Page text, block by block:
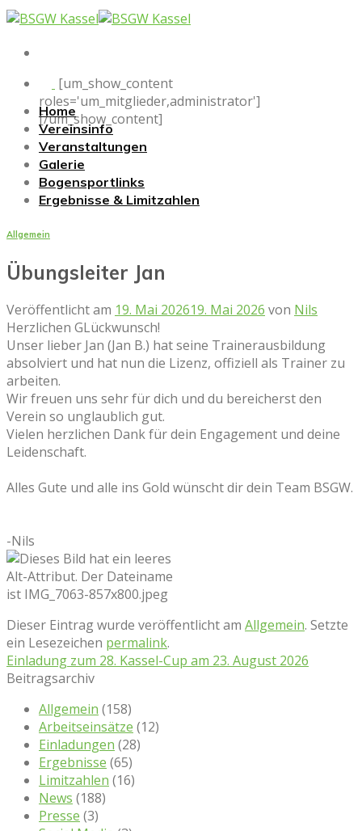
Skip
content
[um_show_content
roles='um_mitglieder,administrator']
[/um_show_content]
Home
Vereinsinfo
Veranstaltungen
Galerie
Bogensportlinks
Ergebnisse & Limitzahlen
Allgemein
Übungsleiter Jan
Veröffentlicht am 19. Mai 202619. Mai 2026 von Nils
Herzlichen GLückwunsch!
Unser lieber Jan (Jan B.) hat seine Trainerausbildung
absolviert und hat nun die Lizenz, offiziell als Trainer zu
arbeiten.
Wir freuen uns sehr für dich und du bereicherst den
Verein so unglaublich gut.
Vielen herzlichen Dank für dein Engagement und deine
Leidenschaft.
Alles Gute und alle ins Gold wünscht dir dein Team BSGW.
-Nils
Dieser Eintrag wurde veröffentlicht am Allgemein. Setzte
ein Lesezeichen permalink.
Einladung zum 28. Kassel-Cup am 23. August 2026
Beitragsarchiv
Allgemein (158)
Arbeitseinsätze (12)
Einladungen (28)
Ergebnisse (65)
Limitzahlen (16)
News (188)
Presse (3)